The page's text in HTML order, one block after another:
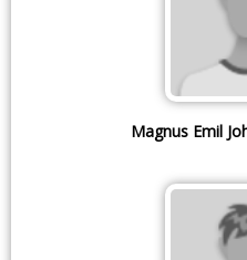
Magnus Emil